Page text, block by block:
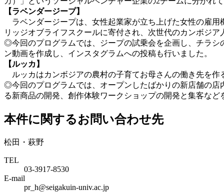
【ラベンダージープ】
ラベンダージープは、女性起業家が立ち上げた女性の雇用
リッジオブライフスクールに寄付され、次世代のカンボジ
◎今回のプログラムでは、ジープの試乗会を企画し、チラ
ン動画を作成し、インスタグラムへの投稿も行いました。
【ルッカ】
ルッカはカンボジアの農村の子育てお母さんの働き先を
◎今回のプログラムでは、オープンしたばかりの新店舗の店
る新商品の開発、創作体験ワークショップの開発と集客など
本件に関するお問い合わせ先
松田・萩野
TEL
03-3917-8530
E-mail
pr_h@seigakuin-univ.ac.jp